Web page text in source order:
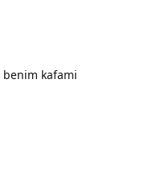
benim kafami